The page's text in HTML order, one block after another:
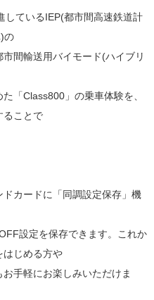
しているIEP(都市間高速鉄道計
の
間輸送用バイモード(ハイブリ
「Class800」の乗車体験を、
ることで
カードに「同調設定保存」機
設定を保存できます。これか
はじめる方や
手軽にお楽しみいただけま